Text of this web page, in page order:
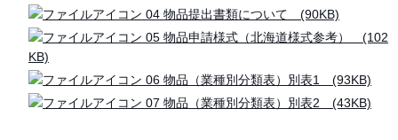
04 物品提出書類について (90KB)
05 物品申請様式（北海道様式参考） (102
KB)
06 物品（業種別分類表）別表1 (93KB)
07 物品（業種別分類表）別表2 (43KB)